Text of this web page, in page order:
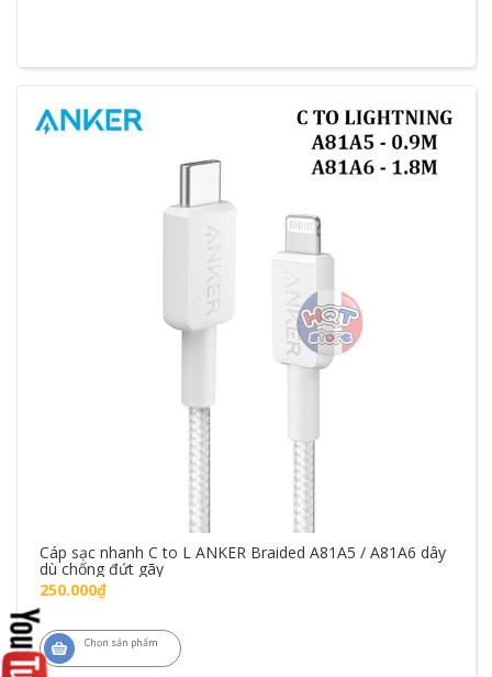
Cáp sạc nhanh C to L ANKER Braided A81A5 / A81A6 dây
dù chống đứt gãy
250.000₫
Chọn sản phẩm